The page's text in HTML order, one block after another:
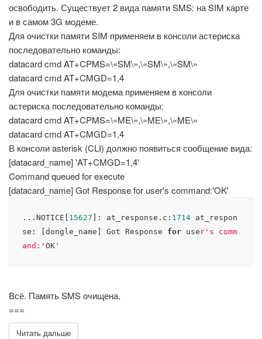
освободить. Существует 2 вида памяти SMS: на SIM карте
и в самом 3G модеме.
Для очистки памяти SIM применяем в консоли астериска
последовательно команды:
datacard cmd AT+CPMS=\«SM\»,\«SM\»,\«SM\»
datacard cmd AT+CMGD=1,4
Для очистки памяти модема применяем в консоли
астериска последовательно команды:
datacard cmd AT+CPMS=\«ME\»,\«ME\»,\«ME\»
datacard cmd AT+CMGD=1,4
В консоли asterisk (CLI) должно появиться сообщение вида:
[datacard_name] 'AT+CMGD=1,4'
Command queued for execute
[datacard_name] Got Response for user's command:'OK'
...NOTICE[ 15627 ]: at_response.c: 1714 at_respon
se: [dongle_name] Got Response for use r's comm
and:' OK'
Всё. Память SMS очищена.
===
Читать дальше